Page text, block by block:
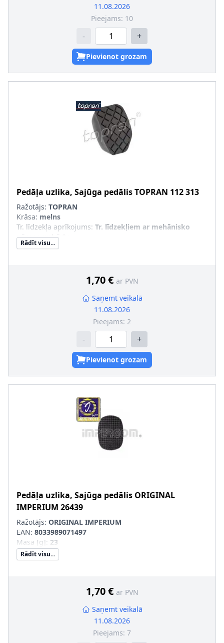
11.08.2026
Pieejams: 10
- +
Pievienot grozam
Pedāļa uzlika, Sajūga pedālisTOPRAN 112 313
Ražotājs: TOPRAN
Krāsa: melns
Tr. līdzekļa aprīkojums: Tr. līdzekļiem ar mehānisko
pārnesumkārbu
Papildu artikuls/Papildu info 2
Rādīt visu...
1,70 € ar PVN
Saņemt veikalā
11.08.2026
Pieejams: 2
- +
Pievienot grozam
Pedāļa uzlika, Sajūga pedālis ORIGINAL
IMPERIUM 26439
Ražotājs: ORIGINAL IMPERIUM
EAN: 8033989071497
Masa [g]: 23
Rādīt visu...
1,70 € ar PVN
Saņemt veikalā
11.08.2026
Pieejams: 7